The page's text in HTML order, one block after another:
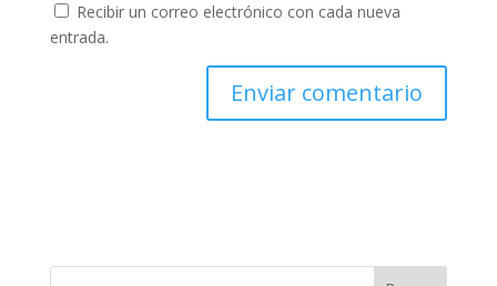
Recibir un correo electrónico con cada nueva
entrada.